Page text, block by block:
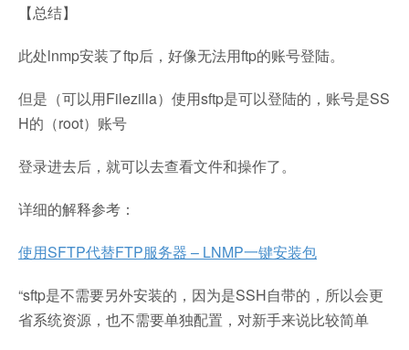
【总结】
此处lnmp安装了ftp后，好像无法用ftp的账号登陆。
但是（可以用Filezilla）使用sftp是可以登陆的，账号是SS
H的（root）账号
登录进去后，就可以去查看文件和操作了。
详细的解释参考：
使用SFTP代替FTP服务器 – LNMP一键安装包
“sftp是不需要另外安装的，因为是SSH自带的，所以会更
省系统资源，也不需要单独配置，对新手来说比较简单